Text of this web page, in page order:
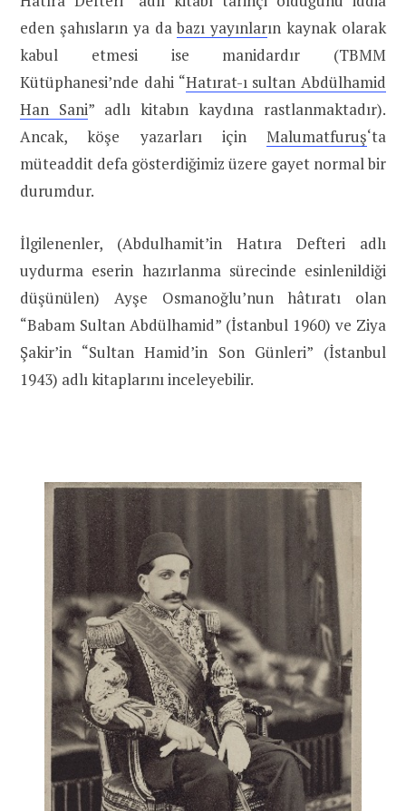
eden şahısların ya dabazı yayınların kaynak olarak
kabul etmesi ise manidardır (TBMM
Kütüphanesi’nde dahi “Hatırat-ı sultan Abdülhamid
Han Sani” adlı kitabın kaydına rastlanmaktadır).
Ancak, köşe yazarları için Malumatfuruş‘ta
müteaddit defa gösterdiğimiz üzere gayet normal bir
durumdur.
İlgilenenler, (Abdulhamit’in Hatıra Defteri adlı
uydurma eserin hazırlanma sürecinde esinlenildiği
düşünülen) Ayşe Osmanoğlu’nun hâtıratı olan
“Babam Sultan Abdülhamid” (İstanbul 1960) ve Ziya
Şakir’in “Sultan Hamid’in Son Günleri” (İstanbul
1943) adlı kitaplarını inceleyebilir.